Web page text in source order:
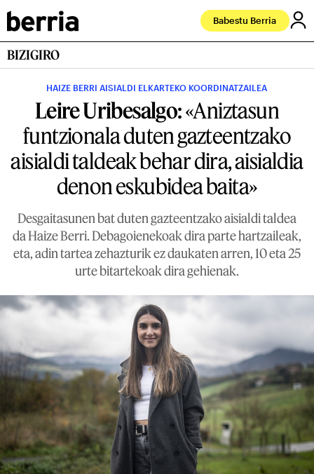
Babestu Berria
BIZIGIRO
HAIZE BERRI AISIALDI ELKARTEKO KOORDINATZAILEA
Leire Uribesalgo:«Aniztasun
funtzionala duten gazteentzako
aisialdi taldeak behar dira, aisialdia
denon eskubidea baita»
Desgaitasunen bat duten gazteentzako aisialdi taldea
da Haize Berri. Debagoienekoak dira parte hartzaileak,
eta, adin tartea zehazturik ez daukaten arren, 10 eta 25
urte bitartekoak dira gehienak.